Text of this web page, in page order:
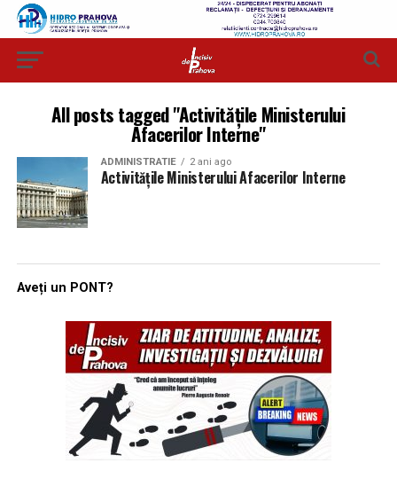
All posts tagged "Activitățile Ministerului
Afacerilor Interne"
ADMINISTRATIE 2 ani ago
Activitățile Ministerului Afacerilor Interne
Aveți un PONT?